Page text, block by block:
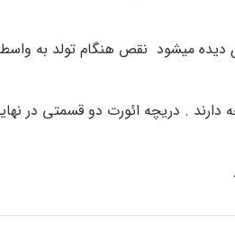
میشود نقص هنگام تولد به
. دریچه ائورت دو قسمتی در